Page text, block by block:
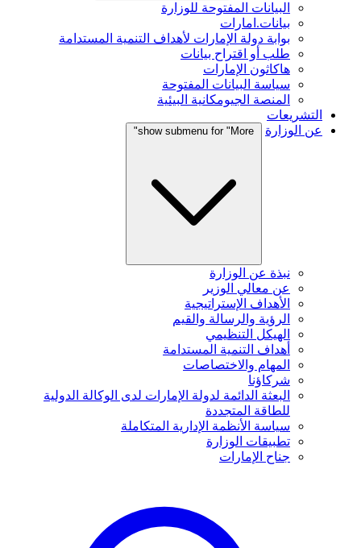
البيانات المفتوحة للوزارة
بيانات.امارات
بوابة دولة الإمارات لأهداف التنمية المستدامة
طلب أو اقتراح بيانات
هاكاثون الإمارات
سياسة البيانات المفتوحة
المنصة الجيومكانية البيئية
التشريعات
عن الوزارة
show submenu for "More"
نبذة عن الوزارة
عن معالي الوزير
الأهداف الإستراتيجية
الرؤية والرسالة والقيم
الهيكل التنظيمي
أهداف التنمية المستدامة
المهام والاختصاصات
شركاؤنا
البعثة الدائمة لدولة الإمارات لدى الوكالة الدولية
للطاقة المتجددة
سياسة الأنظمة الإدارية المتكاملة
تطبيقات الوزارة
جناح الإمارات